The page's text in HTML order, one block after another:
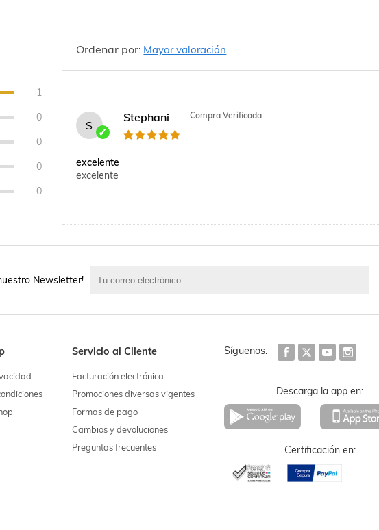
1
0
0
0
0
Ordenar por: Mayor valoración
S
Stephani Compra Verificada
excelente
excelente
Newsletter!
Servicio al Cliente
Facturación electrónica
Promociones diversas vigentes
Formas de pago
Cambios y devoluciones
Preguntas frecuentes
Síguenos:
Descarga la app en:
Certificación en: